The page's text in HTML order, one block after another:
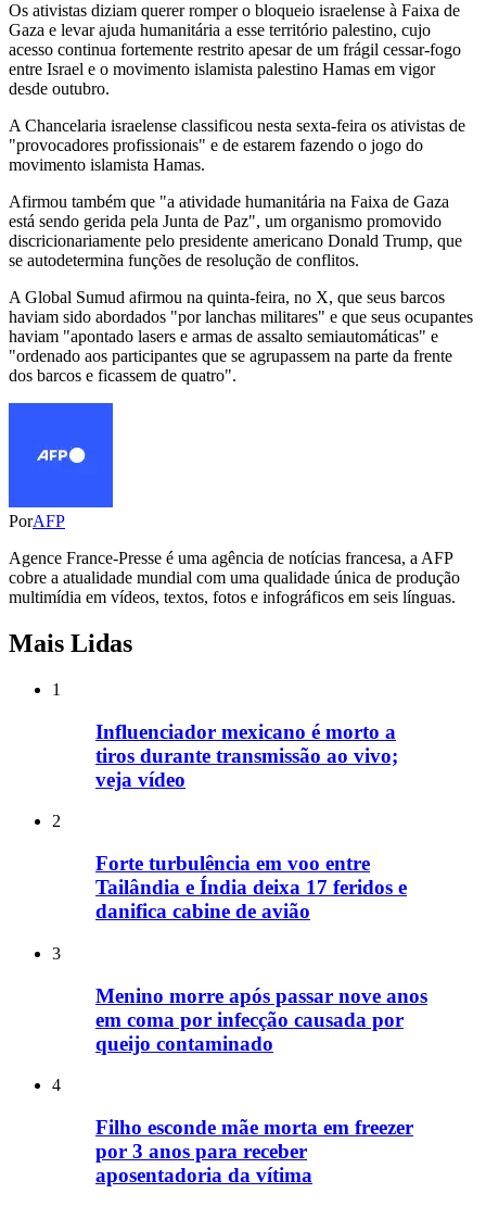
Os ativistas diziam querer romper o bloqueio israelense à Faixa de
Gaza e levar ajuda humanitária a esse território palestino, cujo
acesso continua fortemente restrito apesar de um frágil cessar-fogo
entre Israel e o movimento islamista palestino Hamas em vigor
desde outubro.
A Chancelaria israelense classificou nesta sexta-feira os ativistas de
"provocadores profissionais" e de estarem fazendo o jogo do
movimento islamista Hamas.
Afirmou também que "a atividade humanitária na Faixa de Gaza
está sendo gerida pela Junta de Paz", um organismo promovido
discricionariamente pelo presidente americano Donald Trump, que
se autodetermina funções de resolução de conflitos.
A Global Sumud afirmou na quinta-feira, no X, que seus barcos
haviam sido abordados "por lanchas militares" e que seus ocupantes
haviam "apontado lasers e armas de assalto semiautomáticas" e
"ordenado aos participantes que se agrupassem na parte da frente
dos barcos e ficassem de quatro".
PorAFP
Agence France-Presse é uma agência de notícias francesa, a AFP
cobre a atualidade mundial com uma qualidade única de produção
multimídia em vídeos, textos, fotos e infográficos em seis línguas.
Mais Lidas
1
Influenciador mexicano é morto a
tiros durante transmissão ao vivo;
veja vídeo
2
Forte turbulência em voo entre
Tailândia e Índia deixa 17 feridos e
danifica cabine de avião
3
Menino morre após passar nove anos
em coma por infecção causada por
queijo contaminado
4
Filho esconde mãe morta em freezer
por 3 anos para receber
aposentadoria da vítima